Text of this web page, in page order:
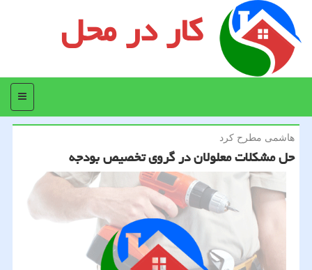
کار در محل
منو
هاشمی مطرح كرد
حل مشكلات معلولان در گروی تخصیص بودجه